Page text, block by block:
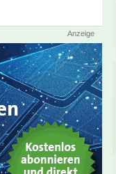
Anzeige